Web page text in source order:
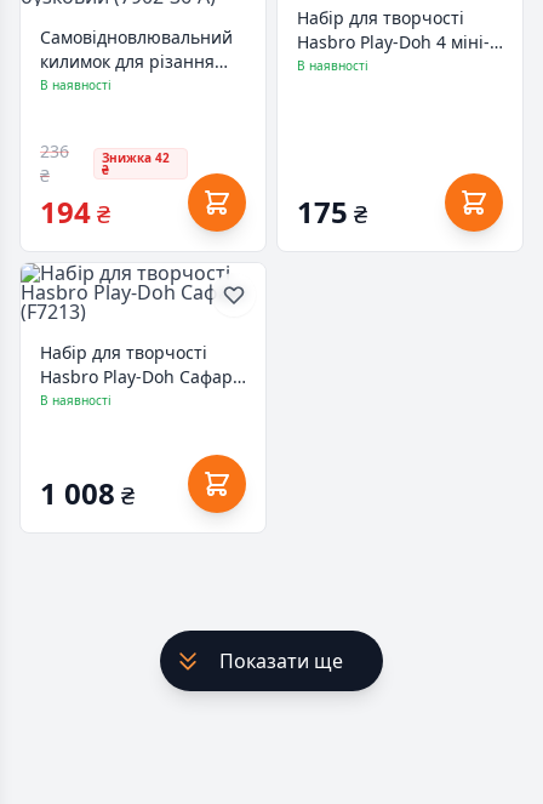
Самовідновлювальний
килимок для різання
Axent А3, тришаровий
В наявності
236
₴
Знижка 42
₴
194₴
Набір для творчості
Hasbro Play-Doh 4 міні-
баночки (23241)
В наявності
175 ₴
Набір для творчості
Hasbro Play-Doh Сафарі
(F7213)
В наявності
1 008 ₴
Показати ще